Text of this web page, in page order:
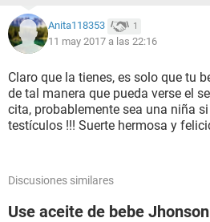
Anita118353 1
11 may 2017 a las 22:16
Claro que la tienes, es solo que tu
de tal manera que pueda verse el
cita, probablemente sea una niña
testículos !!! Suerte hermosa y
Discusiones similares
Use aceite de bebe